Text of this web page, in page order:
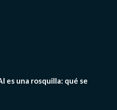
es una rosquilla: qué se